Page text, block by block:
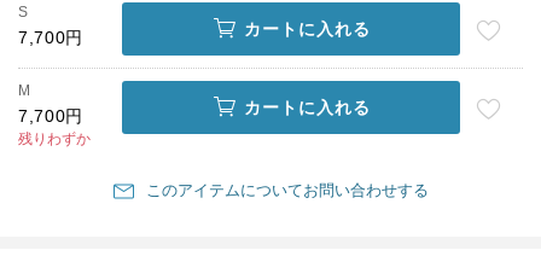
S
7,700円 カートに入れる
M
7,700円
残りわずか
カートに入れる
このアイテムについてお問い合わせする